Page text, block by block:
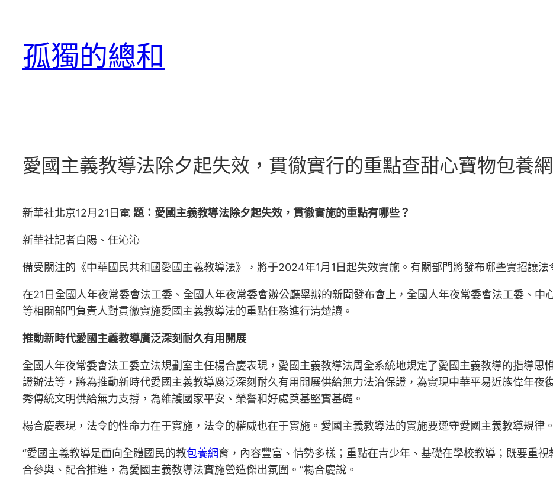
孤獨的總和
愛國主義教導法除夕起失效，貫徹實行的重點查甜心寶物包養
新華社北京12月21日電 題：愛國主義教導法除夕起失效，貫徹實施的重點有哪些？
新華社記者白陽、任沁沁
備受關注的《中華國民共和國愛國主義教導法》，將于2024年1月1日起失效實施。有關部門將發布哪些實招讓法
在21日全國人年夜常委會法工委、全國人年夜常委會辦公廳舉辦的新聞發布會上，全國人年夜常委會法工委、中
等相關部門負責人對貫徹實施愛國主義教導法的重點任務進行清楚讀。
推動新時代愛國主義教導廣泛深刻耐久有用開展
全國人年夜常委會法工委立法規劃室主任楊合慶表現，愛國主義教導法周全系統地規定了愛國主義教導的指導思
證辦法等，將為推動新時代愛國主義教導廣泛深刻耐久有用開展供給無力法治保證，為實現中華平易近族偉年夜
秀傳統文明供給無力支撐，為維護國家平安、榮譽和好處奠基堅實基礎。
楊合慶表現，法令的性命力在于實施，法令的權威也在于實施。愛國主義教導法的實施要遵守愛國主義教導規律。
“愛國主義教導是面向全體國民的教包養網育，內容豐富、情勢多樣；重點在青少年、基礎在學校教導；既要重
合參與、配合推進，為愛國主義教導法實施營造傑出氛圍。”楊合慶說。